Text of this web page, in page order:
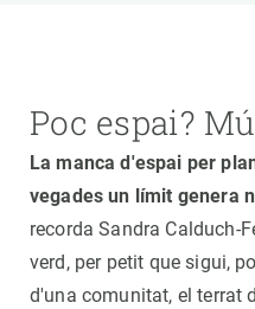
Poc espai?
La manca d'espai per
vegades un límit genera
recorda Sandra Calduch-
verd, per petit que sigui,
d'una comunitat, el terrat